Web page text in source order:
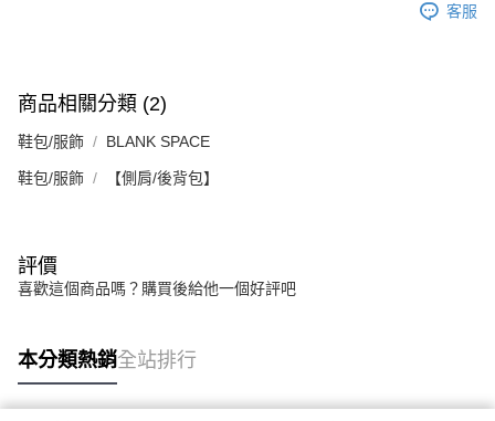
客服
商品相關分類 (2)
鞋包/服飾 BLANK SPACE
鞋包/服飾 【側肩/後背包】
評價
喜歡這個商品嗎？購買後給他一個好評吧
本分類熱銷全站排行